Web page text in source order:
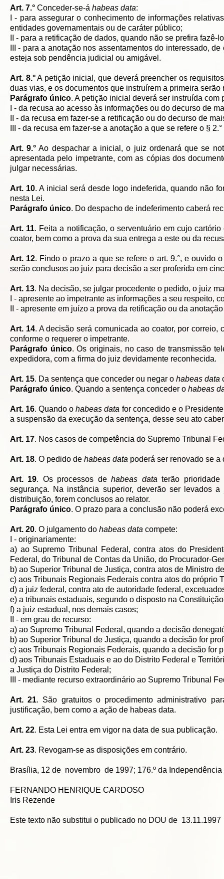
Art. 7.° Conceder-se-á habeas data:
I - para assegurar o conhecimento de informações
entidades governamentais ou de caráter público;
II - para a retificação de dados, quando não se prefira
III - para a anotação nos assentamentos do interessado,
esteja sob pendência judicial ou amigável.
Art. 8.°A petição inicial, que deverá preencher os
duas vias, e os documentos que instruírem a primeira
Parágrafo único. A petição inicial deverá ser instruída com
I - da recusa ao acesso às informações ou do decurso de
II - da recusa em fazer-se a retificação ou do decurso de
III - da recusa em fazer-se a anotação a que se refere o §
Art. 9.° Ao despachar a inicial, o juiz ordenará que se
apresentada pelo impetrante, com as cópias dos
julgar necessárias.
Art. 10. A inicial será desde logo indeferida, quando não
nesta Lei.
Parágrafo único. Do despacho de indeferimento caberá
Art. 11. Feita a notificação, o serventuário em cujo
coator, bem como a prova da sua entrega a este ou da
Art. 12. Findo o prazo a que se refere o art. 9.°, e ouvido
serão conclusos ao juiz para decisão a ser proferida em
Art. 13. Na decisão, se julgar procedente o pedido, o juiz
I - apresente ao impetrante as informações a seu respeito,
II - apresente em juízo a prova da retificação ou da
Art. 14. A decisão será comunicada ao coator, por
conforme o requerer o impetrante.
Parágrafo único. Os originais, no caso de transmissão
expedidora, com a firma do juiz devidamente reconhecida.
Art. 15. Da sentença que conceder ou negar o habeas data
Parágrafo único. Quando a sentença conceder o habeas
Art. 16. Quando ohabeas data for concedido e o
a suspensão da execução da sentença, desse seu ato
Art. 17. Nos casos de competência do Supremo Tribunal
Art. 18. O pedido de habeas data poderá ser renovado se
Art. 19. Os processos dehabeas data terão
segurança. Na instância superior, deverão ser levados
distribuição, forem conclusos ao relator.
Parágrafo único. O prazo para a conclusão não poderá
Art. 20. O julgamento do habeas data compete:
I - originariamente:
a) ao Supremo Tribunal Federal, contra atos do
Federal, do Tribunal de Contas da União, do Procurador-
b) ao Superior Tribunal de Justiça, contra atos de Ministro
c) aos Tribunais Regionais Federais contra atos do próprio
d) a juiz federal, contra ato de autoridade federal,
e) a tribunais estaduais, segundo o disposto na
f) a juiz estadual, nos demais casos;
II - em grau de recurso:
a) ao Supremo Tribunal Federal, quando a decisão
b) ao Superior Tribunal de Justiça, quando a decisão for
c) aos Tribunais Regionais Federais, quando a decisão for
d) aos Tribunais Estaduais e ao do Distrito Federal e
a Justiça do Distrito Federal;
III - mediante recurso extraordinário ao Supremo Tribunal
Art. 21. São gratuitos o procedimento administrativo
justificação, bem como a ação de habeas data.
Art. 22. Esta Lei entra em vigor na data de sua publicação.
Art. 23. Revogam-se as disposições em contrário.
Brasília, 12 de novembro de 1997; 176.º da Independência
FERNANDO HENRIQUE CARDOSO
Iris Rezende
Este texto não substitui o publicado no DOU de 13.11.1997